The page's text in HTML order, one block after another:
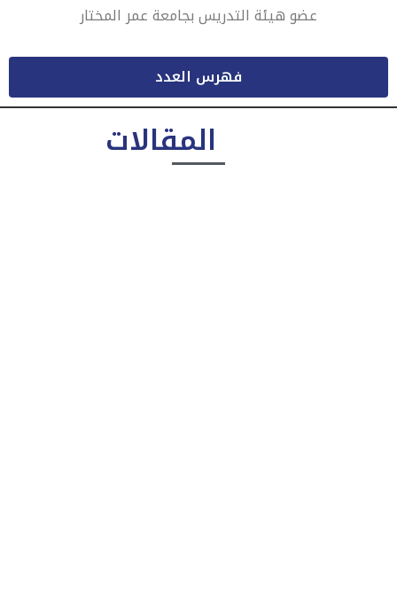
عضو هيئة التدريس بجامعة عمر المختار
فهرس العدد
المقالات